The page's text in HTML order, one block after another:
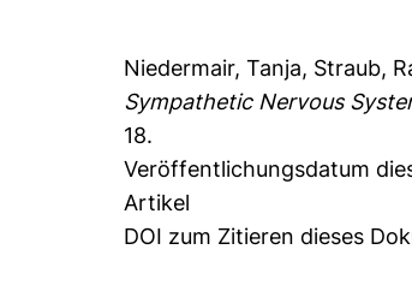
Niedermair, Tanja, Straub,
Sympathetic Nervous
18.
Veröffentlichungsdatum
Artikel
DOI zum Zitieren dieses